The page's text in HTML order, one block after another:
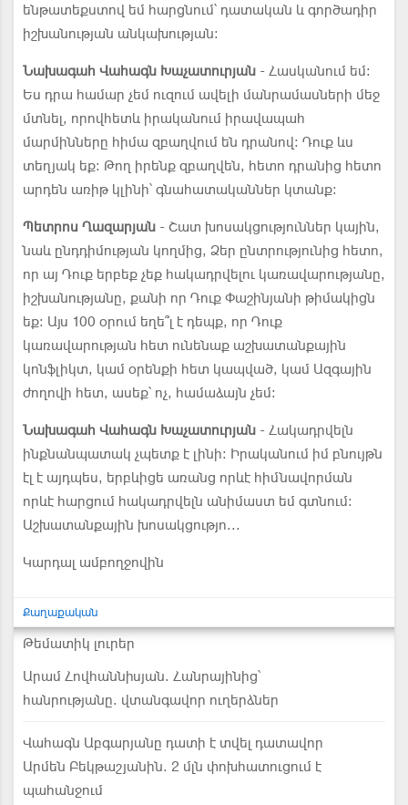
ենթատեքստով եմ հարցնում՝ դատական և գործադիր
իշխանության անկախության:
Նախագահ Վահագն Խաչատուրյան - Հասկանում եմ:
Ես դրա համար չեմ ուզում ավելի մանրամասների մեջ
մտնել, որովհետև իրականում իրավապահ
մարմինները հիմա զբաղվում են դրանով: Դուք ևս
տեղյակ եք: Թող իրենք զբաղվեն, հետո դրանից հետո
արդեն առիթ կլինի՝ գնահատականներ կտանք:
Պետրոս Ղազարյան - Շատ խոսակցություններ կային,
նաև ընդդիմության կողմից, Ձեր ընտրությունից հետո,
որ այ Դուք երբեք չեք հակադրվելու կառավարությանը,
իշխանությանը, քանի որ Դուք Փաշինյանի թիմակիցն
եք: Այս 100 օրում եղե՞լ է դեպք, որ Դուք
կառավարության հետ ունենաք աշխատանքային
կոնֆլիկտ, կամ օրենքի հետ կապված, կամ Ազգային
ժողովի հետ, ասեք՝ ոչ, համաձայն չեմ:
Նախագահ Վահագն Խաչատուրյան - Հակադրվելն
ինքնանպատակ չպետք է լինի: Իրականում իմ բնույթն
էլ է այդպես, երբևիցե առանց որևէ հիմնավորման
որևէ հարցում հակադրվելն անիմաստ եմ գտնում:
Աշխատանքային խոսակցությո...
Կարդալ ամբողջովին
Քաղաքական
Թեմատիկ լուրեր
Արամ Հովհաննիսյան. Հանրայինից՝
հանրությանը. վտանգավոր ուղերձներ
Վահագն Աբգարյանը դատի է տվել դատավոր
Արմեն Բեկթաշյանին. 2 մլն փոխհատուցում է
պահանջում